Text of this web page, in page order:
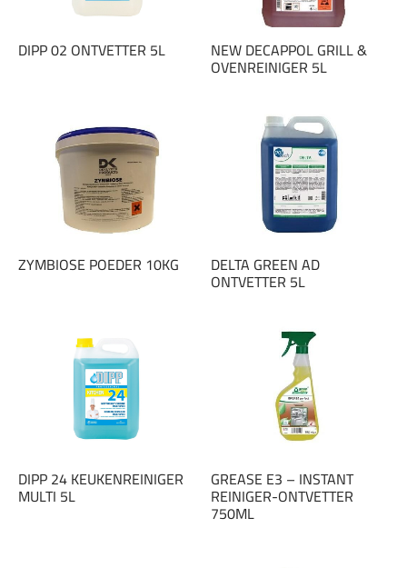
DIPP 02 ONTVETTER 5L NEW DECAPPOL GRILL &
OVENREINIGER 5L
ZYMBIOSE POEDER 10KG DELTA GREEN AD
ONTVETTER 5L
DIPP 24 KEUKENREINIGER
MULTI 5L
GREASE E3 – INSTANT
REINIGER-ONTVETTER
750ML